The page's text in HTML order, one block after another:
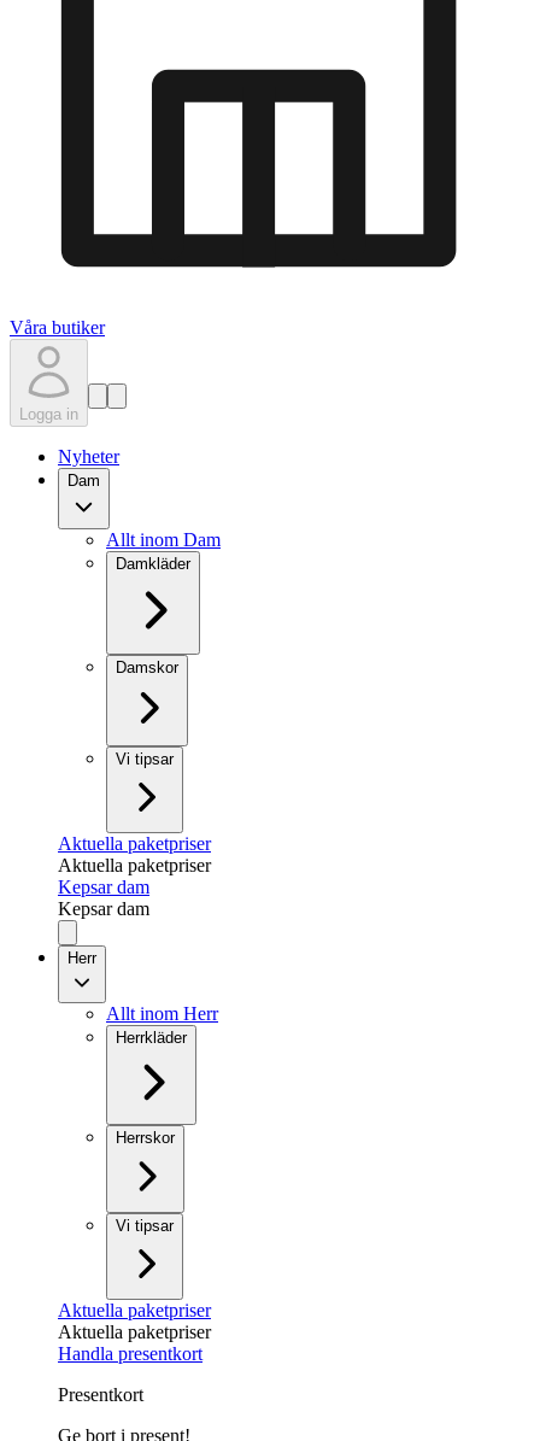
Våra butiker
Logga in
Nyheter
Dam
Allt inom Dam
Damkläder
Damskor
Vi tipsar
Aktuella paketpriser
Aktuella paketpriser
Kepsar dam
Kepsar dam
Herr
Allt inom Herr
Herrkläder
Herrskor
Vi tipsar
Aktuella paketpriser
Aktuella paketpriser
Handla presentkort
Presentkort
Ge bort i present!